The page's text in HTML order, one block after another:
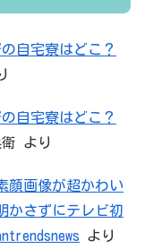
自宅寮はどこ？
自宅寮はどこ？
より
顔画像が超かわい
さずにテレビ初
より